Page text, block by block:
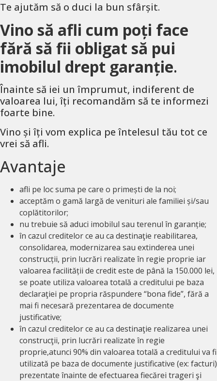
Te ajutăm să o duci la bun sfârșit.
Vino să afli cum poți face
fără să fii obligat să pui
imobilul drept garanție.
Înainte să iei un împrumut, indiferent de
valoarea lui, îți recomandăm să te informezi
foarte bine.
Vino și îți vom explica pe întelesul tău tot ce
vrei să afli.
Avantaje
afli pe loc suma pe care o primești de la noi;
acceptăm o gamă largă de venituri ale familiei și/sau
coplătitorilor;
nu trebuie să aduci imobilul sau terenul în garanție;
în cazul creditelor ce au ca destinaţie reabilitarea,
consolidarea, modernizarea sau extinderea unei
construcții, prin lucrări realizate în regie proprie iar
valoarea facilității de credit este de până la 150.000 lei,
se poate utiliza valoarea totală a creditului pe baza
declaraţiei pe propria răspundere “bona fide”, fără a
mai fi necesară prezentarea de documente
justificative;
în cazul creditelor ce au ca destinaţie realizarea unei
construcţii, prin lucrări realizate în regie
proprie,atunci 90% din valoarea totală a creditului va fi
utilizată pe baza de documente justificative (ex: facturi)
prezentate înainte de efectuarea fiecărei trageri şi